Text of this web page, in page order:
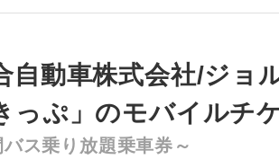
自動車株式会社/ジョ
っぷ」のモバイルチ
バス乗り放題乗車券～